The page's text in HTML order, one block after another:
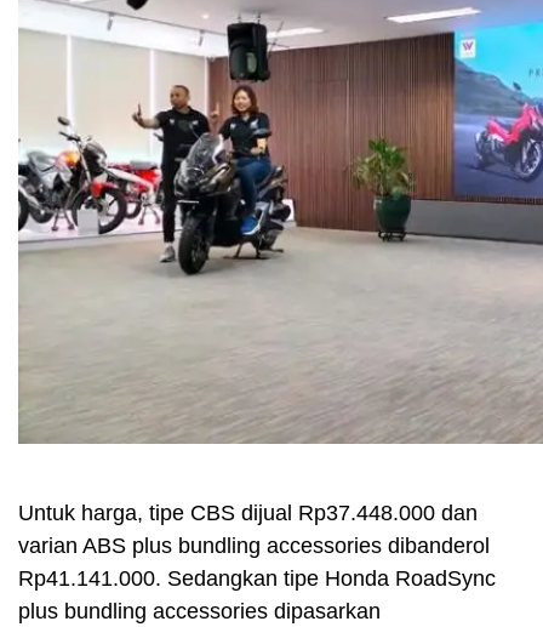
Untuk harga, tipe CBS dijual Rp37.448.000 dan
varian ABS plus bundling accessories dibanderol
Rp41.141.000. Sedangkan tipe Honda RoadSync
plus bundling accessories dipasarkan